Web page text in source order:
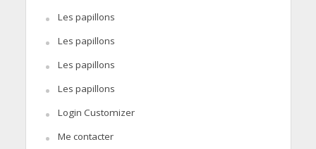
Les papillons
Les papillons
Les papillons
Les papillons
Login Customizer
Me contacter